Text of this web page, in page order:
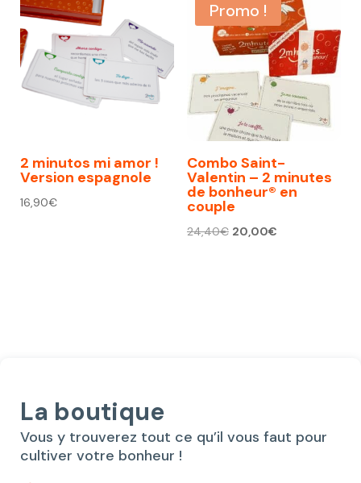
2 minutos mi amor !
Version espagnole
16,90€
Promo !
Combo Saint-
Valentin – 2 minutes
de bonheur® en
couple
24,40€ Le
20,00€Le
La boutique
Vous y trouverez tout ce qu’il vous faut pour
cultiver votre bonheur !